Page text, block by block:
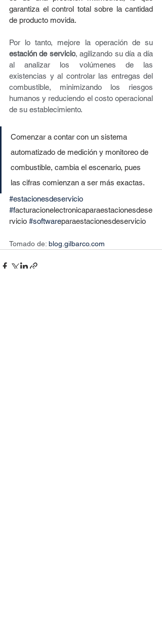
garantiza el control total sobre la cantidad
de producto movida.
estación de servicio, agilizando su día a día
al analizar los volúmenes de las
existencias y al controlar las entregas del
combustible, minimizando los riesgos
humanos y reduciendo el costo operacional
de su establecimiento.
Comenzar a contar con un sistema
automatizado de medición y monitoreo de
combustible, cambia el escenario, pues
las cifras comienzan a ser más exactas.
#estacionesdeservicio
#facturacionelectronicaparaestacionesdese
rvicio #softwareparaestacionesdeservicio
Tomado de: blog.gilbarco.com